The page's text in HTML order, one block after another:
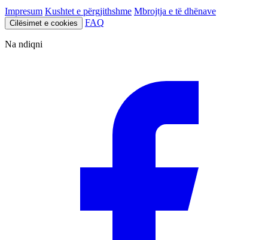
Impresum Kushtet e përgjithshme Mbrojtja e të dhënave
Cilësimet e cookies FAQ
Na ndiqni